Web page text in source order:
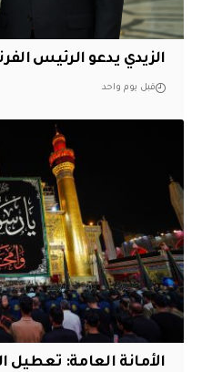
الزيدي يدعو الرئيس
قبل يوم واحد
الأمانة العامة: تعطيل